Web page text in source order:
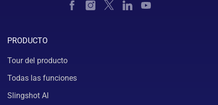
PRODUCTO
Tour del producto
Todas las funciones
Slingshot AI